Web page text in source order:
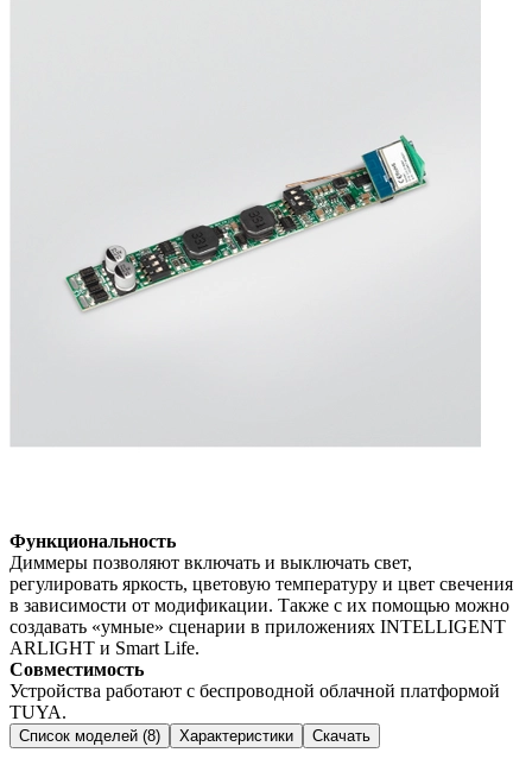
Функциональность
Диммеры позволяют включать и выключать свет,
регулировать яркость, цветовую температуру и цвет свечения
в зависимости от модификации. Также с их помощью можно
создавать «умные» сценарии в приложениях INTELLIGENT
ARLIGHT и Smart Life.
Совместимость
Устройства работают с беспроводной облачной платформой
TUYA.
Список моделей (8) Характеристики Скачать